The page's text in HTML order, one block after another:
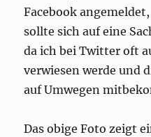
Facebook
sollte sich auf eine
da ich bei Twitter oft
verwiesen werde und
auf Umwegen
Das obige Foto zeigt